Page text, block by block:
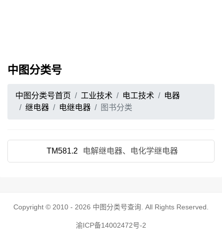
中图分类号
中图分类号首页 工业技术 电工技术
电器
继电器
电继电器 图书分类
TM581.2 电解继电器、电化学继电器
Copyright © 2010 - 2026 中图分类号查询 . All Rights Reserved.
渝ICP备14002472号-2